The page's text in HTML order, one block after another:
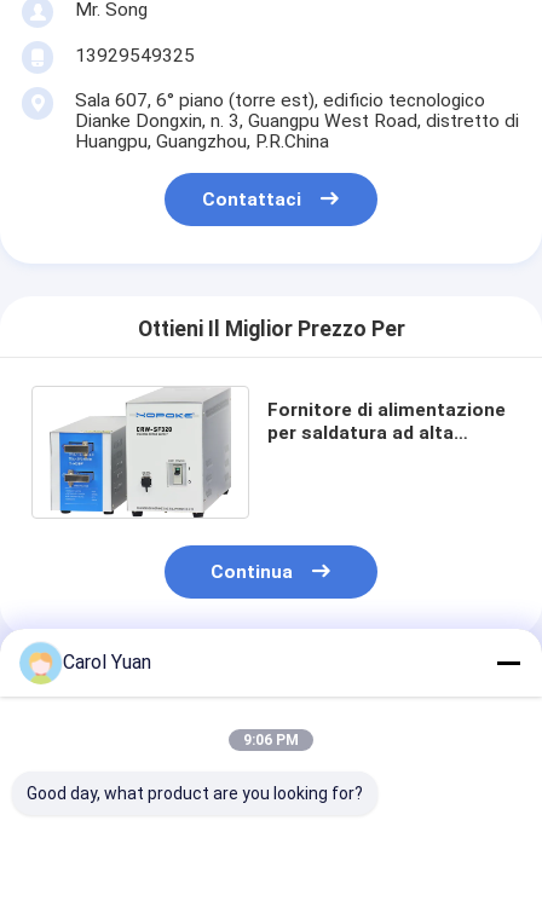
Mr. Song
13929549325
Sala 607, 6° piano (torre est), edificio tecnologico
Dianke Dongxin, n. 3, Guangpu West Road, distretto di
Huangpu, Guangzhou, P.R.China
Contattaci
Ottieni Il Miglior Prezzo Per
Fornitore di alimentazione
per saldatura ad alta
Continua
Prodotti Raccomandati
Carol Yuan
9:06 PM
Good day, what product are you looking for?